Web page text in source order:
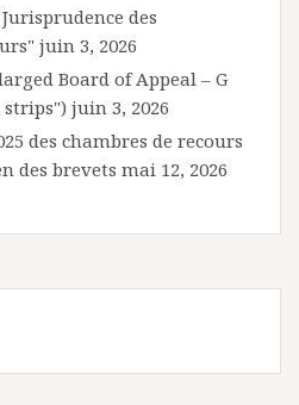
des
juin 3, 2026
Board of Appeal – G
strips") juin 3, 2026
des chambres de recours
des brevets mai 12, 2026